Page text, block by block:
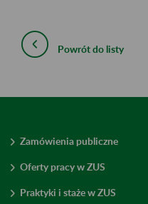
Powrót do listy
Zamówienia publiczne
Oferty pracy w ZUS
Praktyki i staże w ZUS